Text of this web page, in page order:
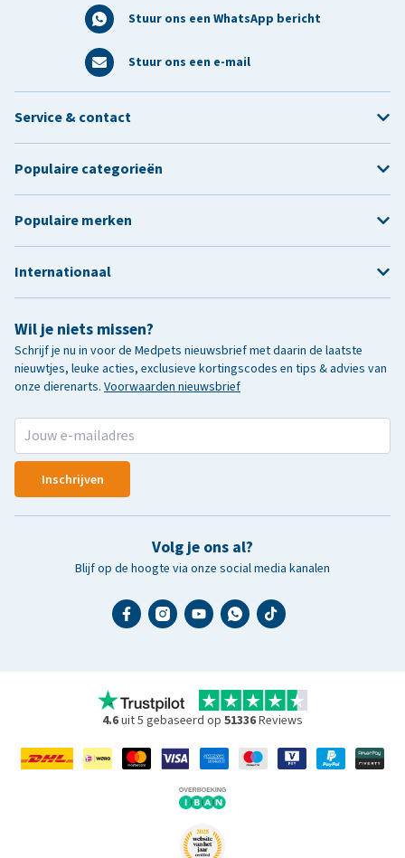
Stuur ons een WhatsApp bericht
Stuur ons een e-mail
Wil je niets missen?
Schrijf je nu in voor de Medpets nieuwsbrief met daarin de laatste
nieuwtjes, leuke acties, exclusieve kortingscodes en tips & advies van
onze dierenarts. Voorwaarden nieuwsbrief
Inschrijven
Volg je ons al?
Blijf op de hoogte via onze social media kanalen
Service & contact
Populaire categorieën
Populaire merken
Internationaal
4.6uit 5 gebaseerd op 51336Reviews